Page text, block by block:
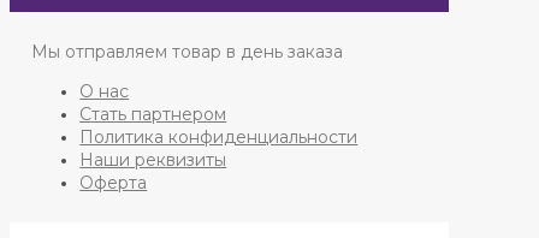
Мы отправляем товар в день заказа
О нас
Стать партнером
Политика конфиденциальности
Наши реквизиты
Оферта